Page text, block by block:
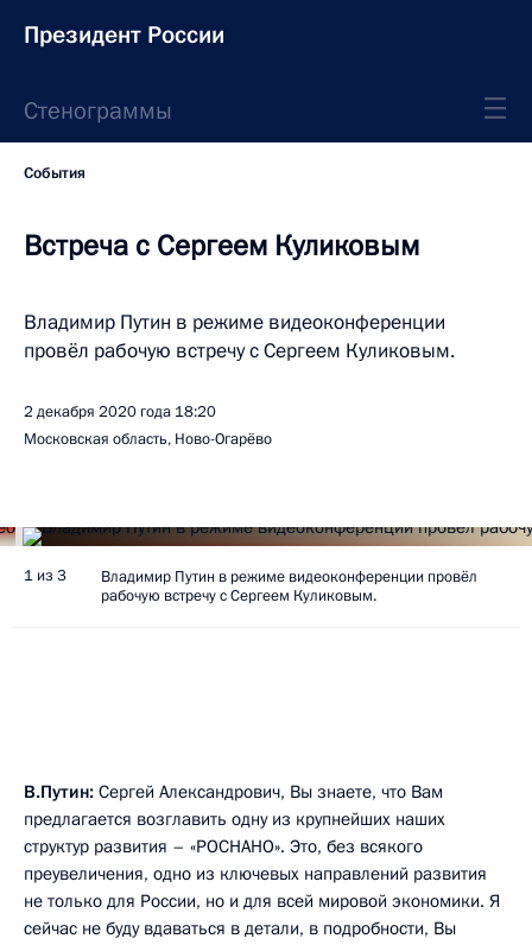
Президент России
Стенограммы
События
Встреча с Сергеем Куликовым
Владимир Путин в режиме видеоконференции
провёл рабочую встречу с Сергеем Куликовым.
2 декабря 2020 года 18:20
Московская область, Ново-Огарёво
1 из 3
Владимир Путин в режиме видеоконференции провёл
рабочую встречу с Сергеем Куликовым.
В.Путин: Сергей Александрович, Вы знаете, что Вам
предлагается возглавить одну из крупнейших наших
структур развития – «РОСНАНО». Это, без всякого
преувеличения, одно из ключевых направлений развития
не только для России, но и для всей мировой экономики. Я
сейчас не буду вдаваться в детали, в подробности, Вы